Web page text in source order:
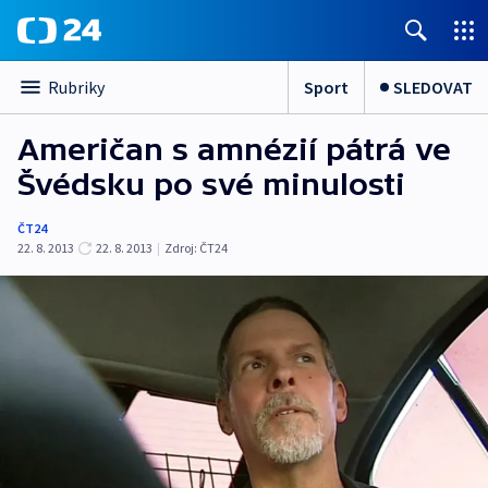
Rubriky Sport SLEDOVAT
Američan s amnézií pátrá ve
Švédsku po své minulosti
ČT24
22. 8. 2013
22. 8. 2013 | Zdroj: ČT24